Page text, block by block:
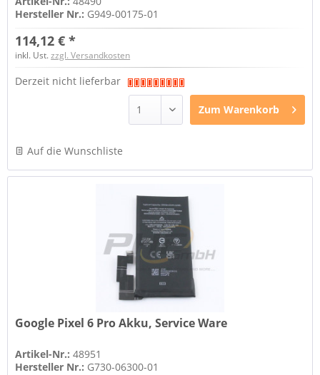
Hersteller Nr.: G949-00175-01
114,12 € *
inkl. Ust.zzgl. Versandkosten
Derzeit nicht lieferbar
Zum Warenkorb
Auf die Wunschliste
Google Pixel 6 Pro Akku, Service Ware
Artikel-Nr.:48951
Hersteller Nr.: G730-06300-01